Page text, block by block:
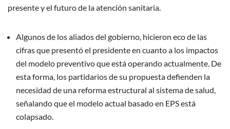
presente y el futuro de la atención sanitaria.
Algunos de los aliados del gobierno, hicieron eco de las
cifras que presentó el presidente en cuanto a los impactos
del modelo preventivo que está operando actualmente. De
esta forma, los partidarios de su propuesta defienden la
necesidad de una reforma estructural al sistema de salud,
señalando que el modelo actual basado en EPS está
colapsado.